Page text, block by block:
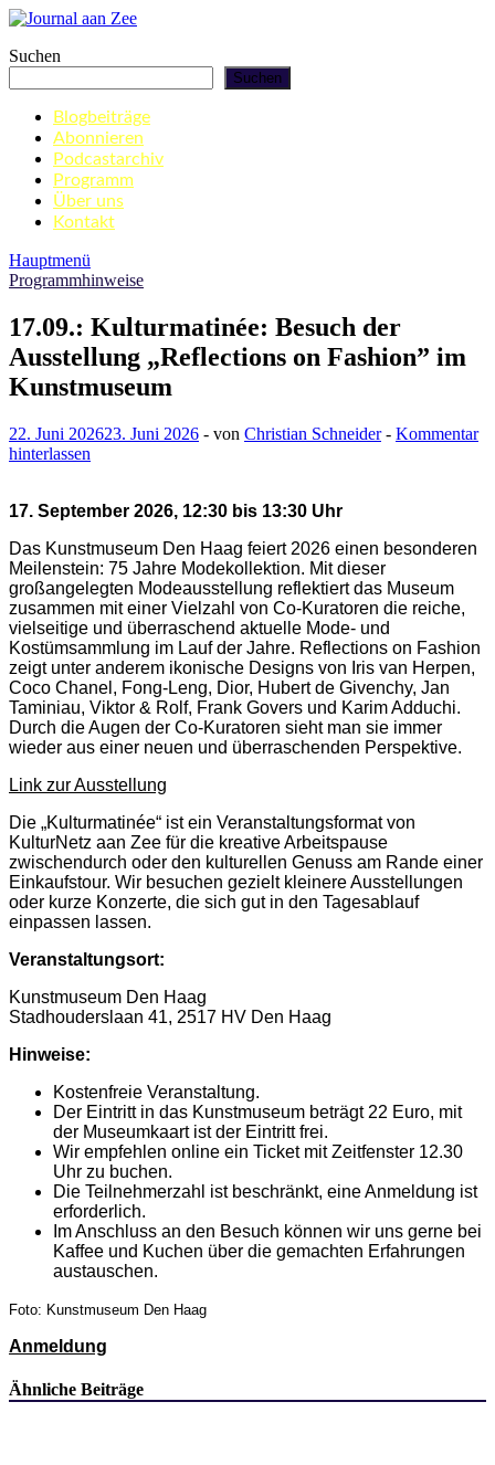
Zum
springen
Journal aan Zee
Suchen
Suchen
Blogbeiträge
Abonnieren
Podcastarchiv
Programm
Über uns
Kontakt
Hauptmenü
Programmhinweise
17.09.: Kulturmatinée: Besuch der
Ausstellung „Reflections on Fashion” im
Kunstmuseum
22. Juni 202623. Juni 2026 - von Christian Schneider- Kommentar
hinterlassen
17. September 2026, 12:30 bis 13:30 Uhr
Das Kunstmuseum Den Haag feiert 2026 einen besonderen
Meilenstein: 75 Jahre Modekollektion. Mit dieser
großangelegten Modeausstellung reflektiert das Museum
zusammen mit einer Vielzahl von Co-Kuratoren die reiche,
vielseitige und überraschend aktuelle Mode- und
Kostümsammlung im Lauf der Jahre. Reflections on Fashion
zeigt unter anderem ikonische Designs von Iris van Herpen,
Coco Chanel, Fong-Leng, Dior, Hubert de Givenchy, Jan
Taminiau, Viktor & Rolf, Frank Govers und Karim Adduchi.
Durch die Augen der Co-Kuratoren sieht man sie immer
wieder aus einer neuen und überraschenden Perspektive.
Link zur Ausstellung
Die „Kulturmatinée“ ist ein Veranstaltungsformat von
KulturNetz aan Zee für die kreative Arbeitspause
zwischendurch oder den kulturellen Genuss am Rande einer
Einkaufstour. Wir besuchen gezielt kleinere Ausstellungen
oder kurze Konzerte, die sich gut in den Tagesablauf
einpassen lassen.
Veranstaltungsort:
Kunstmuseum Den Haag
Stadhouderslaan 41, 2517 HV Den Haag
Hinweise:
Kostenfreie Veranstaltung.
Der Eintritt in das Kunstmuseum beträgt 22 Euro, mit
der Museumkaart ist der Eintritt frei.
Wir empfehlen online ein Ticket mit Zeitfenster 12.30
Uhr zu buchen.
Die Teilnehmerzahl ist beschränkt, eine Anmeldung ist
erforderlich.
Im Anschluss an den Besuch können wir uns gerne bei
Kaffee und Kuchen über die gemachten Erfahrungen
austauschen.
Foto: Kunstmuseum Den Haag
Anmeldung
Ähnliche Beiträge